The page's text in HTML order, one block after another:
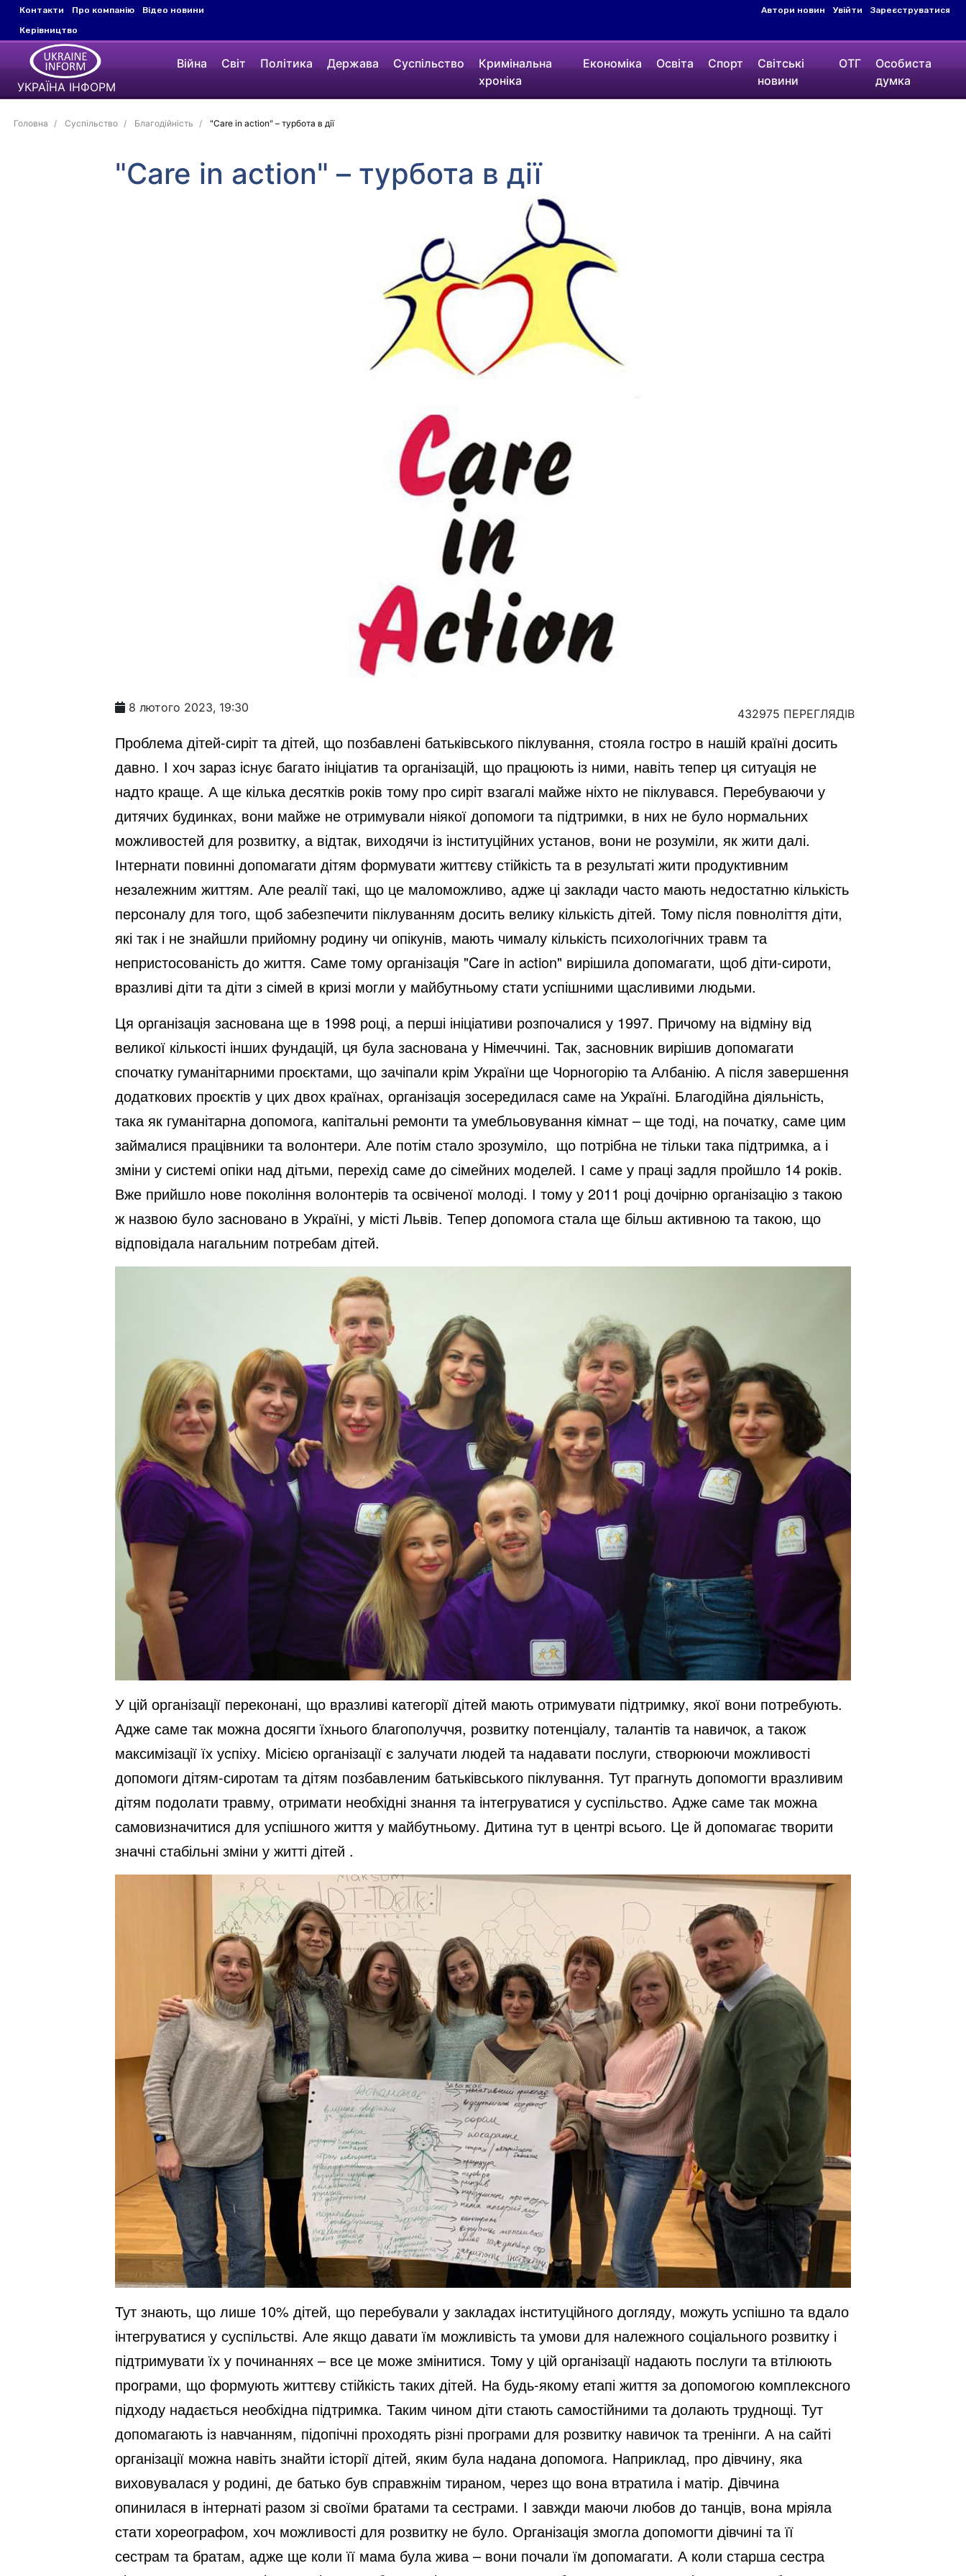
Контакти Про компанію
Відео новини
Керівництво
Автори новин Увійти Зареєструватися
УКРАЇНА ІНФОРМ
Війна Світ Політика Держава Суспільство
Кримінальна
хроніка
Економіка Освіта Спорт
Світські
новини
ОТГ
Особиста
думка
Головна Суспільство Благодійність "Care in action" – турбота в дії
"Care in action" – турбота в дії
8 лютого 2023, 19:30 432975 ПЕРЕГЛЯДІВ
Проблема дітей-сиріт та дітей, що позбавлені батьківського піклування, стояла гостро в нашій країні досить
давно. І хоч зараз існує багато ініціатив та організацій, що працюють із ними, навіть тепер ця ситуація не
надто краще. А ще кілька десятків років тому про сиріт взагалі майже ніхто не піклувався. Перебуваючи у
дитячих будинках, вони майже не отримували ніякої допомоги та підтримки, в них не було нормальних
можливостей для розвитку, а відтак, виходячи із інституційних установ, вони не розуміли, як жити далі.
Інтернати повинні допомагати дітям формувати життєву стійкість та в результаті жити продуктивним
незалежним життям. Але реалії такі, що це маломожливо, адже ці заклади часто мають недостатню кількість
персоналу для того, щоб забезпечити піклуванням досить велику кількість дітей. Тому після повноліття діти,
які так і не знайшли прийомну родину чи опікунів, мають чималу кількість психологічних травм та
непристосованість до життя. Саме тому організація "Care in action" вирішила допомагати, щоб діти-сироти,
вразливі діти та діти з сімей в кризі могли у майбутньому стати успішними щасливими людьми.
Ця організація заснована ще в 1998 році, а перші ініціативи розпочалися у 1997. Причому на відміну від
великої кількості інших фундацій, ця була заснована у Німеччині. Так, засновник вирішив допомагати
спочатку гуманітарними проєктами, що зачіпали крім України ще Чорногорію та Албанію. А після завершення
додаткових проєктів у цих двох країнах, організація зосередилася саме на Україні. Благодійна діяльність,
така як гуманітарна допомога, капітальні ремонти та умебльовування кімнат – ще тоді, на початку, саме цим
займалися працівники та волонтери. Але потім стало зрозуміло, що потрібна не тільки така підтримка, а і
зміни у системі опіки над дітьми, перехід саме до сімейних моделей. І саме у праці задля пройшло 14 років.
Вже прийшло нове покоління волонтерів та освіченої молоді. І тому у 2011 році дочірню організацію з такою
ж назвою було засновано в Україні, у місті Львів. Тепер допомога стала ще більш активною та такою, що
відповідала нагальним потребам дітей.
У цій організації переконані, що вразливі категорії дітей мають отримувати підтримку, якої вони потребують.
Адже саме так можна досягти їхнього благополуччя, розвитку потенціалу, талантів та навичок, а також
максимізації їх успіху. Місією організації є залучати людей та надавати послуги, створюючи можливості
допомоги дітям-сиротам та дітям позбавленим батьківського піклування. Тут прагнуть допомогти вразливим
дітям подолати травму, отримати необхідні знання та інтегруватися у суспільство. Адже саме так можна
самовизначитися для успішного життя у майбутньому. Дитина тут в центрі всього. Це й допомагає творити
значні стабільні зміни у житті дітей .
Тут знають, що лише 10% дітей, що перебували у закладах інституційного догляду, можуть успішно та вдало
інтегруватися у суспільстві. Але якщо давати їм можливість та умови для належного соціального розвитку і
підтримувати їх у починаннях – все це може змінитися. Тому у цій організації надають послуги та втілюють
програми, що формують життєву стійкість таких дітей. На будь-якому етапі життя за допомогою комплексного
підходу надається необхідна підтримка. Таким чином діти стають самостійними та долають труднощі. Тут
допомагають із навчанням, підопічні проходять різні програми для розвитку навичок та тренінги. А на сайті
організації можна навіть знайти історії дітей, яким була надана допомога. Наприклад, про дівчину, яка
виховувалася у родині, де батько був справжнім тираном, через що вона втратила і матір. Дівчина
опинилася в інтернаті разом зі своїми братами та сестрами. І завжди маючи любов до танців, вона мріяла
стати хореографом, хоч можливості для розвитку не було. Організація змогла допомогти дівчині та її
сестрам та братам, адже ще коли її мама була жива – вони почали їм допомагати. А коли старша сестра